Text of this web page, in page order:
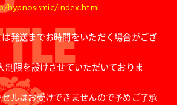
hypnosismic/index.html
発送までお時間をいただく場合がござ
制限を設けさせていただいておりま
ルはお受けできませんので予めご了承